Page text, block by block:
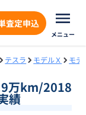
査定申込
メニュー
テスラ モデルＸ モデ
万km/2018
績